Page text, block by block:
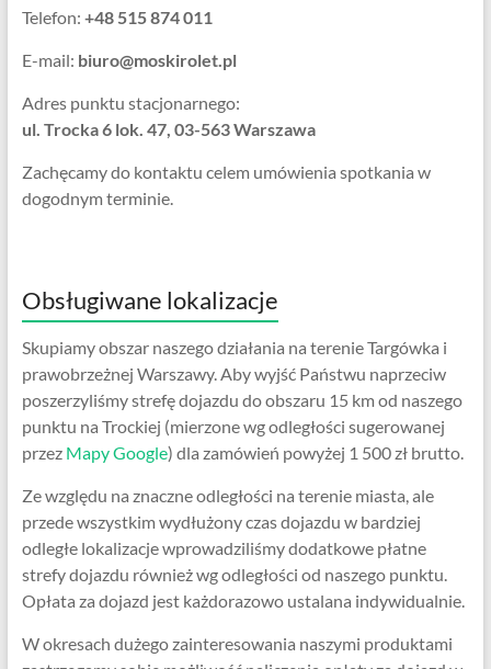
Telefon: +48 515 874 011
E-mail: biuro@moskirolet.pl
Adres punktu stacjonarnego:
ul. Trocka 6 lok. 47, 03-563 Warszawa
Zachęcamy do kontaktu celem umówienia spotkania w
dogodnym terminie.
Obsługiwane lokalizacje
Skupiamy obszar naszego działania na terenie Targówka i
prawobrzeżnej Warszawy. Aby wyjść Państwu naprzeciw
poszerzyliśmy strefę dojazdu do obszaru 15 km od naszego
punktu na Trockiej (mierzone wg odległości sugerowanej
przez Mapy Google) dla zamówień powyżej 1 500 zł brutto.
Ze względu na znaczne odległości na terenie miasta, ale
przede wszystkim wydłużony czas dojazdu w bardziej
odległe lokalizacje wprowadziliśmy dodatkowe płatne
strefy dojazdu również wg odległości od naszego punktu.
Opłata za dojazd jest każdorazowo ustalana indywidualnie.
W okresach dużego zainteresowania naszymi produktami